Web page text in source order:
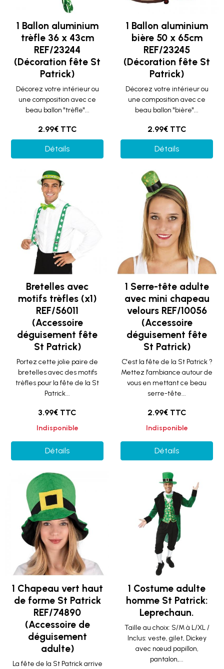
1 Ballon aluminium
trèfle 36 x 43cm
REF/23244
(Décoration fête St
Patrick)
Décorez votre intérieur ou
une composition avec ce
beau ballon "trèfle"...
2.99€ TTC
Détails
1 Ballon aluminium
bière 50 x 65cm
REF/23245
(Décoration fête St
Patrick)
Décorez votre intérieur ou
une composition avec ce
beau ballon "bière"...
2.99€ TTC
Détails
Bretelles avec
motifs trèfles (x1)
REF/56011
(Accessoire
déguisement fête
St Patrick)
Portez cette jolie paire de
bretelles avec des motifs
trèfles pour la fête de la St
Patrick...
3.99€ TTC
Indisponible
Détails
1 Serre-tête adulte
avec mini chapeau
velours REF/10056
(Accessoire
déguisement fête
St Patrick)
C'est la fête de la St Patrick ?
Mettez l'ambiance autour de
vous en mettant ce beau
serre-tête...
2.99€ TTC
Indisponible
Détails
1 Chapeau vert haut
de forme St Patrick
REF/74890
(Accessoire de
déguisement
adulte)
La fête de la St Patrick arrive
1 Costume adulte
homme St Patrick:
Leprechaun.
Taille au choix: S/M à L/XL /
Inclus: veste, gilet, Dickey
avec nœud papillon,
pantalon,...